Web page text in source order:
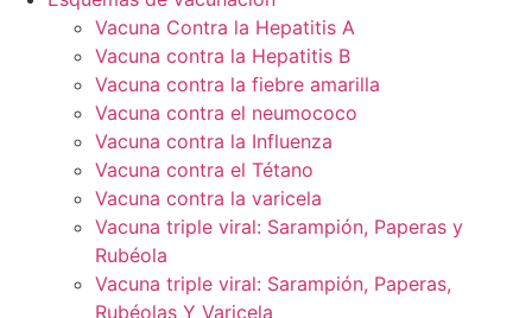
Vacuna Contra la Hepatitis A
Vacuna contra la Hepatitis B
Vacuna contra la fiebre amarilla
Vacuna contra el neumococo
Vacuna contra la Influenza
Vacuna contra el Tétano
Vacuna contra la varicela
Vacuna triple viral: Sarampión, Paperas y
Rubéola
Vacuna triple viral: Sarampión, Paperas,
Rubéolas Y Varicela